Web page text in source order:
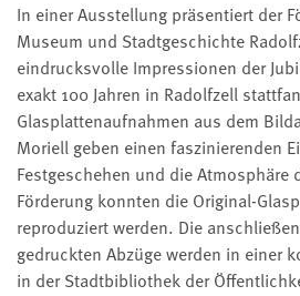
In einer Ausstellung präsentiert der
Museum und Stadtgeschichte
eindrucksvolle Impressionen der
exakt 100 Jahren in Radolfzell
Glasplattenaufnahmen aus dem
Moriell geben einen faszinierenden
Festgeschehen und die Atmosphäre
Förderung konnten die Original-
reproduziert werden. Die
gedruckten Abzüge werden in einer
in der Stadtbibliothek der